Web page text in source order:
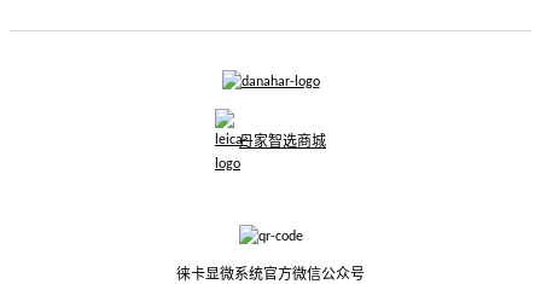
丹家智选商城
徕卡显微系统官方微信公众号